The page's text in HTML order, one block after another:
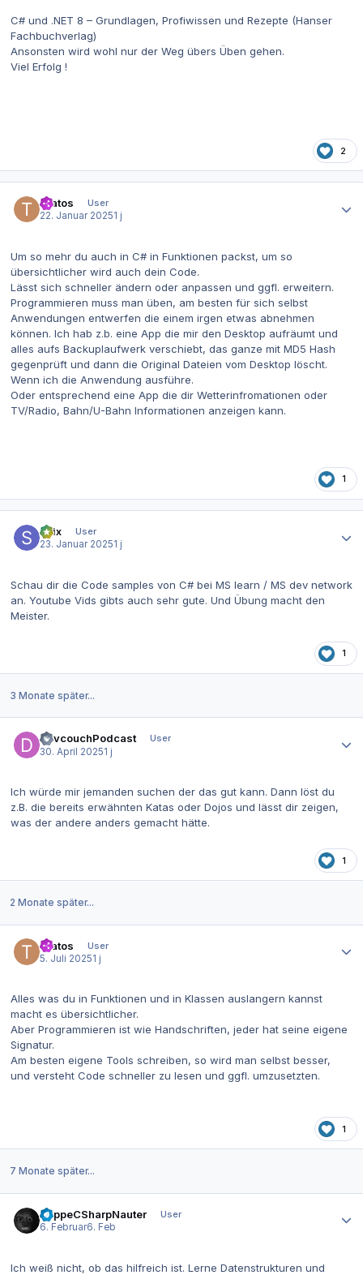
C# und .NET 8 – Grundlagen, Profiwissen und Rezepte (Hanser
Fachbuchverlag)
Ansonsten wird wohl nur der Weg übers Üben gehen.
Viel Erfolg !
2
Tratos
User
22. Januar 20251 j
Um so mehr du auch in C# in Funktionen packst, um so
übersichtlicher wird auch dein Code.
Lässt sich schneller ändern oder anpassen und ggfl. erweitern.
Programmieren muss man üben, am besten für sich selbst
Anwendungen entwerfen die einem irgen etwas abnehmen
können. Ich hab z.b. eine App die mir den Desktop aufräumt und
alles aufs Backuplaufwerk verschiebt, das ganze mit MD5 Hash
gegenprüft und dann die Original Dateien vom Desktop löscht.
Wenn ich die Anwendung ausführe.
Oder entsprechend eine App die dir Wetterinfromationen oder
TV/Radio, Bahn/U-Bahn Informationen anzeigen kann.
1
spix
User
23. Januar 20251 j
Schau dir die Code samples von C# bei MS learn / MS dev network
an. Youtube Vids gibts auch sehr gute. Und Übung macht den
Meister.
1
3 Monate später...
DevcouchPodcast
User
30. April 20251 j
Ich würde mir jemanden suchen der das gut kann. Dann löst du
z.B. die bereits erwähnten Katas oder Dojos und lässt dir zeigen,
was der andere anders gemacht hätte.
1
2 Monate später...
Tratos
User
5. Juli 20251 j
Alles was du in Funktionen und in Klassen auslangern kannst
macht es übersichtlicher.
Aber Programmieren ist wie Handschriften, jeder hat seine eigene
Signatur.
Am besten eigene Tools schreiben, so wird man selbst besser,
und versteht Code schneller zu lesen und ggfl. umzusetzten.
1
7 Monate später...
BeppeCSharpNauter
User
6. Februar6. Feb
Ich weiß nicht, ob das hilfreich ist. Lerne Datenstrukturen und